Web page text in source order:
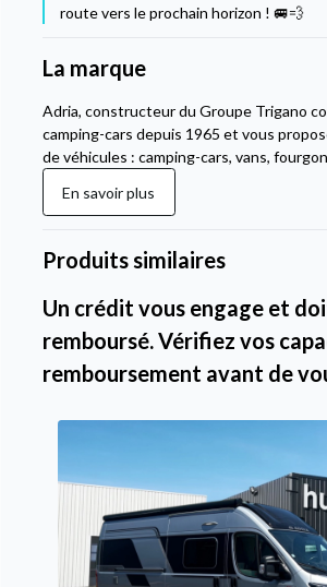
route vers le prochain horizon ! 🚐💨
La marque
Adria, constructeur du Groupe Trigano
camping-cars depuis 1965 et vous
de véhicules : camping-cars, vans,
En savoir plus
Produits similaires
Un crédit vous engage et
remboursé. Vérifiez vos
remboursement avant de